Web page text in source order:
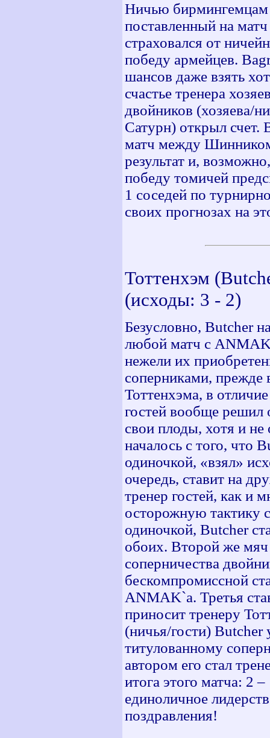
Ничью бирмингемцам
поставленный на
страховался от
победу армейцев.
шансов даже взять
счастье тренера
двойников (хозяева/
Сатурн) открыл счет.
матч между
результат и,
победу томичей
1 соседей по
своих прогнозах на
Тоттенхэм
(исходы: 3 - 2)
Безусловно, Butcher
любой матч с
нежели их
соперниками, прежде
Тоттенхэма, в
гостей вообще решил
свои плоды, хотя и
началось с того, что
одиночкой, «взял»
очередь, ставит на
тренер гостей, как и
осторожную тактику
одиночкой, Butcher
обоих. Второй же мяч
соперничества
бескомпромиссной
ANMAK`a. Третья
приносит тренеру
(ничья/гости)
титулованному
автором его стал
итога этого матча: 2
единоличное
поздравления!